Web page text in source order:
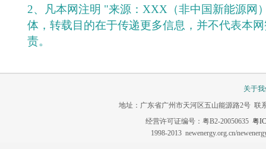
2、凡本网注明 "来源：XXX（非中国新能源网
体，转载目的在于传递更多信息，并不代表本
责。
关于
地址：广东省广州市天河区五山能源路2号 联
经营许可证编号：粤B2-20050635 粤
1998-2013 newenergy.org.cn/